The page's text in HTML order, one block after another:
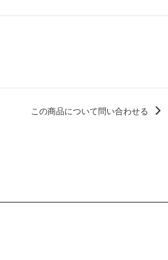
この商品について問い合わせる